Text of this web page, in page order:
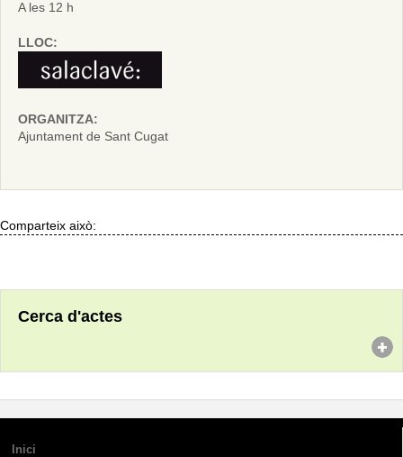
A les 12 h
LLOC:
ORGANITZA:
Ajuntament de Sant Cugat
Comparteix això:
Cerca d'actes
Inici